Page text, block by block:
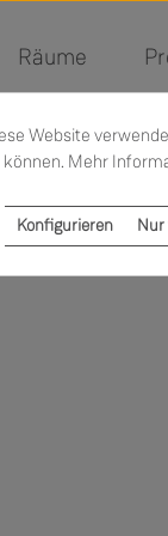
Räume
Website
können. Mehr
Konfigurieren